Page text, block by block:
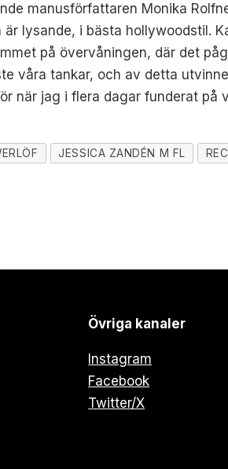
manusförfattaren Monika
lysande, i bästa hollywoodstil.
på övervåningen, där det
våra tankar, och av detta
när jag i flera dagar funderat
JESSICA ZANDÉN M FL
Övriga kanaler
Instagram
Facebook
Twitter/X